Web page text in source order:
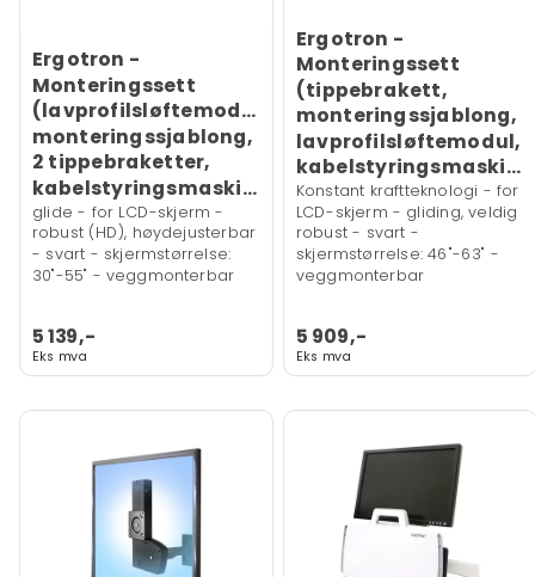
Ergotron -
Monteringssett
(lavprofilsløftemodul,
monteringssjablong,
2 tippebraketter,
kabelstyringsmaskinvare)
glide - for LCD-skjerm -
robust (HD), høydejusterbar
- svart - skjermstørrelse:
30"-55" - veggmonterbar
5 139,-
Eks mva
Ergotron -
Monteringssett
(tippebrakett,
monteringssjablong,
lavprofilsløftemodul,
kabelstyringsmaskinvare)
Konstant kraftteknologi - for
LCD-skjerm - gliding, veldig
robust - svart -
skjermstørrelse: 46"-63" -
veggmonterbar
5 909,-
Eks mva